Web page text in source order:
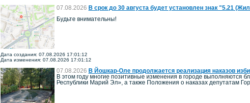
07.08.2026 В срок до 30 августа будет установлен знак "5.21
Будьте внимательны!
Дата создания: 07.08.2026 17:01:12
Дата изменения: 07.08.2026 17:01:12
07.08.2026 В Йошкар-Оле продолжается реализация наказов
В этом году многие позитивные изменения в городе выполняются
Республики Марий Эл», а также Положения о наказах депутатам